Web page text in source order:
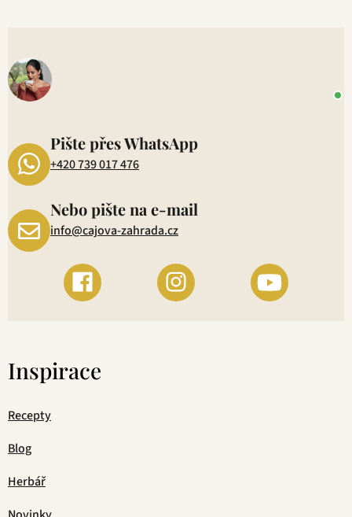
Pište přes WhatsApp
+420 739 017 476
Nebo pište na e-mail
info@cajova-zahrada.cz
Inspirace
Recepty
Blog
Herbář